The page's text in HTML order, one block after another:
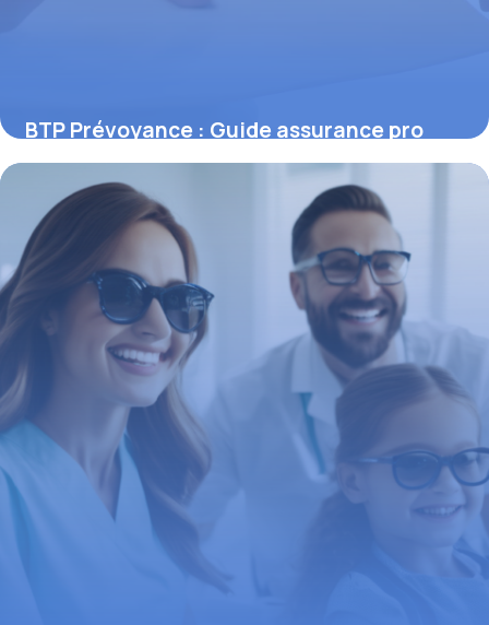
BTP Prévoyance : Guide assurance pro
6 novembre 2025